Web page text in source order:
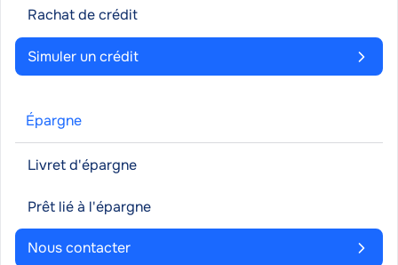
Rachat de crédit
Simuler un crédit
Épargne
Livret d'épargne
Prêt lié à l'épargne
Nous contacter